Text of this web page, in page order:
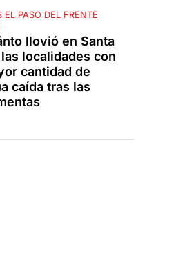
EL PASO DEL FRENTE
llovió en Santa
las localidades con
cantidad de
caída tras las